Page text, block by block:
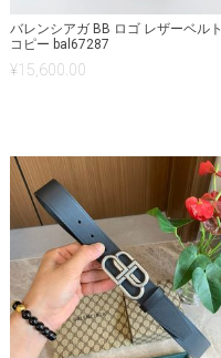
バレンシアガ BB ロゴ レザーベルト
コピー bal67287
¥15,600.00